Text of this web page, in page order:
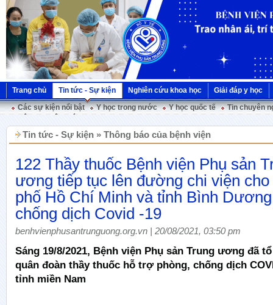
Trang chủ Tin tức - Sự kiện Nghiên cứu khoa học
Giải đáp y học
Các sự kiện nổi bật
Y học trong nước Y học quốc tế
Tin chuyên
Tin tức - Sự kiện » Thông báo của bệnh viện
122 Thầy thuốc Bệnh viện Phụ sản
ương tiếp tục lên đường chi viện cho
phố Hồ Chí Minh và tỉnh Bình
chống dịch Covid -19
benhvienphusantrunguong.org.vn | 20/08/2021, 03:50 pm
Sáng 19/8/2021, Bệnh viện Phụ sản Trung ương đã
quân đoàn thầy thuốc hỗ trợ phòng, chống dịch
tỉnh miền Nam